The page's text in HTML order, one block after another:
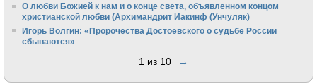
О любви Божией к нам и о конце света, объявленном концом
христианской любви (Архимандрит Иакинф (Унчуляк)
Игорь Волгин: «Пророчества Достоевского о судьбе России
сбываются»
1 из 10 →